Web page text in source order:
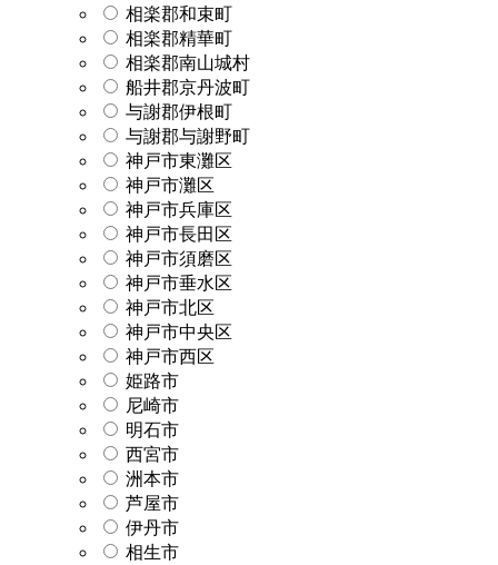
相楽郡和束町
相楽郡精華町
相楽郡南山城村
船井郡京丹波町
与謝郡伊根町
与謝郡与謝野町
神戸市東灘区
神戸市灘区
神戸市兵庫区
神戸市長田区
神戸市須磨区
神戸市垂水区
神戸市北区
神戸市中央区
神戸市西区
姫路市
尼崎市
明石市
西宮市
洲本市
芦屋市
伊丹市
相生市